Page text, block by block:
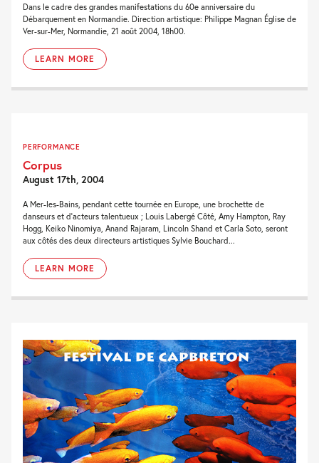
Dans le cadre des grandes manifestations du 60e anniversaire du
Débarquement en Normandie. Direction artistique: Philippe Magnan Église de
Ver-sur-Mer, Normandie, 21 août 2004, 18h00.
LEARN MORE
PERFORMANCE
Corpus
August 17th, 2004
A Mer-les-Bains, pendant cette tournée en Europe, une brochette de
danseurs et d’acteurs talentueux ; Louis Labergé Côté, Amy Hampton, Ray
Hogg, Keiko Ninomiya, Anand Rajaram, Lincoln Shand et Carla Soto, seront
aux côtés des deux directeurs artistiques Sylvie Bouchard...
LEARN MORE